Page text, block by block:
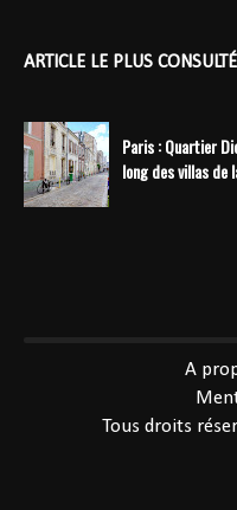
ARTICLE LE PLUS
Paris : Quartier
long des villas de
A
Tous droits